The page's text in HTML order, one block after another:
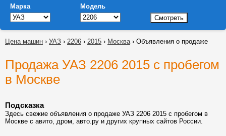
Марка Модель
Цена машин › УАЗ › 2206 › 2015 › Москва› Объявления о продаже
Продажа УАЗ 2206 2015 с пробегом
в Москве
Подсказка
Здесь свежие объявления о продаже УАЗ 2206 2015 с пробегом в
Москве с авито, дром, авто.ру и других крупных сайтов России.